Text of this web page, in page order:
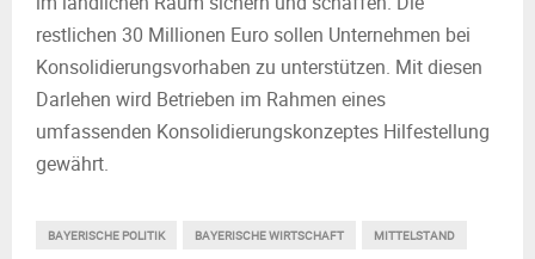
restlichen 30 Millionen Euro sollen Unternehmen bei
Konsolidierungsvorhaben zu unterstützen. Mit diesen
Darlehen wird Betrieben im Rahmen eines
umfassenden Konsolidierungskonzeptes Hilfestellung
gewährt.
BAYERISCHE POLITIK BAYERISCHE WIRTSCHAFT MITTELSTAND